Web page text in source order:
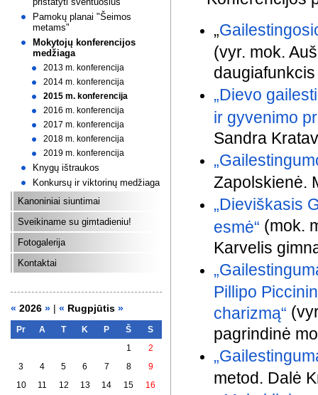
Pamokų planai "Šeimos
metams"
Mokytojų konferencijos
medžiaga
2013 m. konferencija
2014 m. konferencija
2015 m. konferencija
2016 m. konferencija
2017 m. konferencija
2018 m. konferencija
2019 m. konferencija
Knygų ištraukos
Konkursų ir viktorinų medžiaga
Kanoniniai siuntimai
Sveikiname su gimtadieniu!
Fotogalerija
Kontaktai
« 2026 » | « Rugpjūtis »
Pr A T K P Š
S
1
2
3
4 5 6 7 8
9
10
11 12 13 14 15
16
„
(vyr. mok.
daugiafunkcis
„Dievo
ir gyvenimo
Sandra
Zapolskienė.
„Dieviškasis
esmė“ (mok.
Karvelis
Pillipo
charizmą“
pagrindinė
metod. Dalė